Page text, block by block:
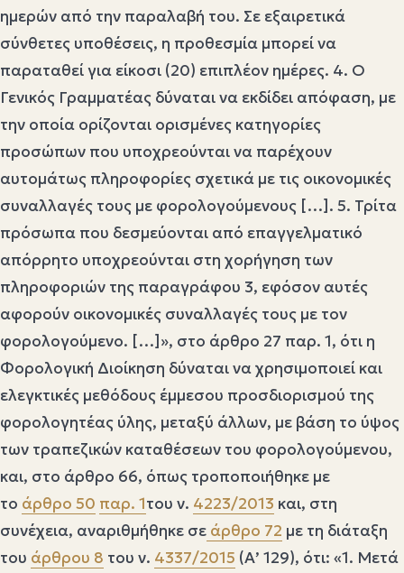
ημερών από την παραλαβή του. Σε εξαιρετικά
σύνθετες υποθέσεις, η προθεσμία μπορεί να
παραταθεί για είκοσι (20) επιπλέον ημέρες. 4. Ο
Γενικός Γραμματέας δύναται να εκδίδει απόφαση, με
την οποία ορίζονται ορισμένες κατηγορίες
προσώπων που υποχρεούνται να παρέχουν
αυτομάτως πληροφορίες σχετικά με τις οικονομικές
συναλλαγές τους με φορολογούμενους […]. 5. Τρίτα
πρόσωπα που δεσμεύονται από επαγγελματικό
απόρρητο υποχρεούνται στη χορήγηση των
πληροφοριών της παραγράφου 3, εφόσον αυτές
αφορούν οικονομικές συναλλαγές τους με τον
φορολογούμενο. […]», στο άρθρο 27 παρ. 1, ότι η
Φορολογική Διοίκηση δύναται να χρησιμοποιεί και
ελεγκτικές μεθόδους έμμεσου προσδιορισμού της
φορολογητέας ύλης, μεταξύ άλλων, με βάση το ύψος
των τραπεζικών καταθέσεων του φορολογούμενου,
και, στο άρθρο 66, όπως τροποποιήθηκε με
το άρθρο 50 παρ. 1του ν. 4223/2013 και, στη
συνέχεια, αναριθμήθηκε σε άρθρο 72 με τη διάταξη
του άρθρου 8 του ν. 4337/2015 (Α’ 129), ότι: «1. Μετά